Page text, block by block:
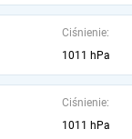
Ciśnienie:
1011 hPa
Ciśnienie:
1011 hPa